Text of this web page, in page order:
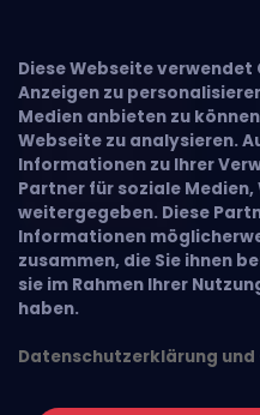
Diese Webseite
Anzeigen zu
Medien anbieten zu
Webseite zu analysieren.
Informationen zu Ihrer
Partner für soziale
weitergegeben. Diese
Informationen
zusammen, die Sie ihnen
sie im Rahmen Ihrer
haben.
Datenschutzerklärung und